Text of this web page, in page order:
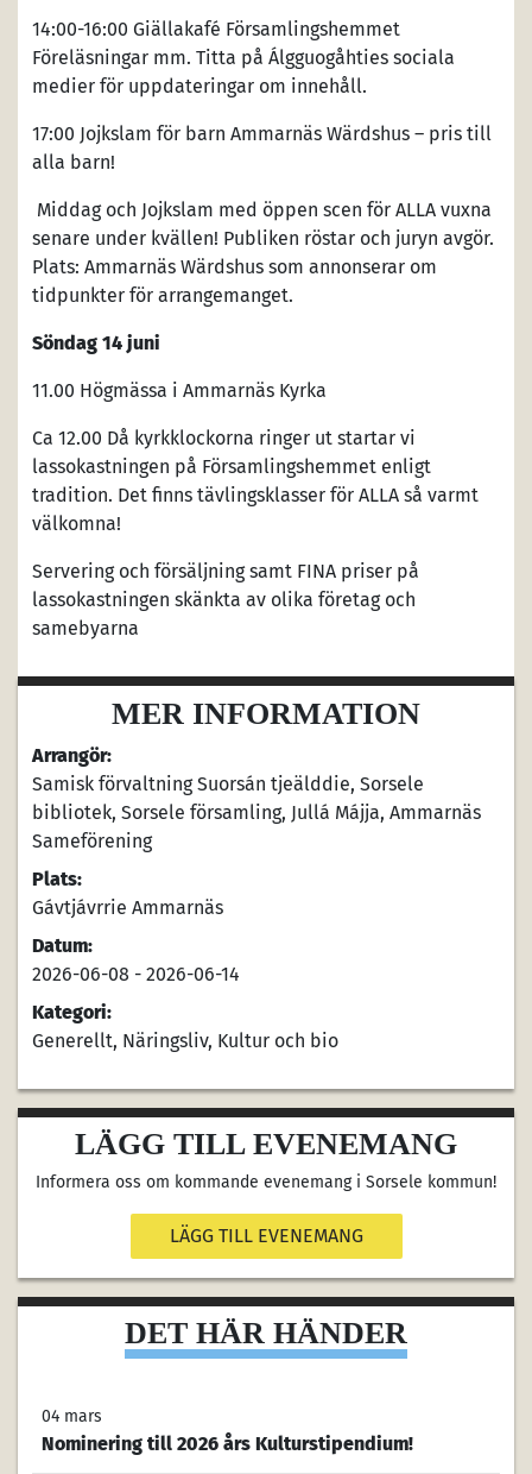
14:00-16:00 Giällakafé Församlingshemmet
Föreläsningar mm. Titta på Álgguogåhties sociala
medier för uppdateringar om innehåll.
17:00 Jojkslam för barn Ammarnäs Wärdshus – pris till
alla barn!
Middag och Jojkslam med öppen scen för ALLA vuxna
senare under kvällen! Publiken röstar och juryn avgör.
Plats: Ammarnäs Wärdshus som annonserar om
tidpunkter för arrangemanget.
Söndag 14 juni
11.00 Högmässa i Ammarnäs Kyrka
Ca 12.00 Då kyrkklockorna ringer ut startar vi
lassokastningen på Församlingshemmet enligt
tradition. Det finns tävlingsklasser för ALLA så varmt
välkomna!
Servering och försäljning samt FINA priser på
lassokastningen skänkta av olika företag och
samebyarna
MER INFORMATION
Arrangör:
Samisk förvaltning Suorsán tjeälddie, Sorsele
bibliotek, Sorsele församling, Jullá Májja, Ammarnäs
Sameförening
Plats:
Gávtjávrrie Ammarnäs
Datum:
2026-06-08 - 2026-06-14
Kategori:
Generellt, Näringsliv, Kultur och bio
LÄGG TILL EVENEMANG
Informera oss om kommande evenemang i Sorsele kommun!
LÄGG TILL EVENEMANG
DET HÄR HÄNDER
04 mars
Nominering till 2026 års Kulturstipendium!